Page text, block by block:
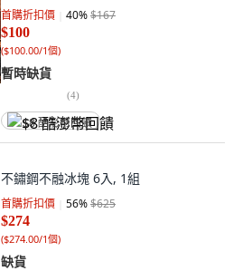
首購折扣價 40%$167
$100
($100.00/1個)
暫時缺貨
(4)
$8 酷澎幣回饋
不鏽鋼不融冰塊 6入, 1組
首購折扣價 56%$625
$274
($274.00/1個)
缺貨